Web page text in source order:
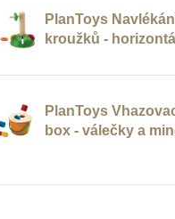
PlanToys
kroužků -
PlanToys
box - válečky a